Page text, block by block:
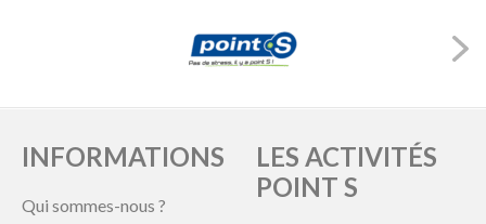
INFORMATIONS
Qui sommes-nous ?
LES ACTIVITÉS
POINT S